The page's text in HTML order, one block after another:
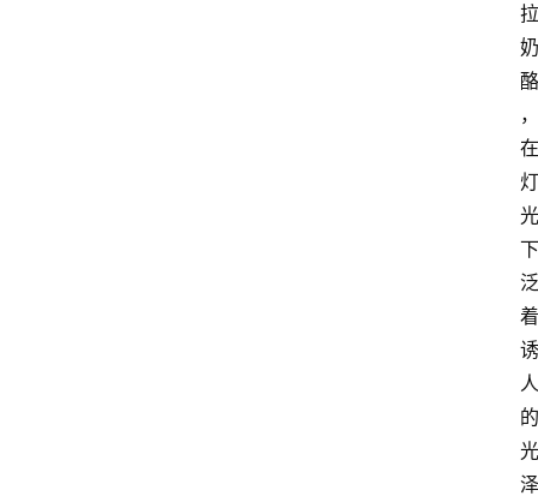
拉
奶
酪
，
在
灯
光
下
泛
着
诱
人
的
光
泽